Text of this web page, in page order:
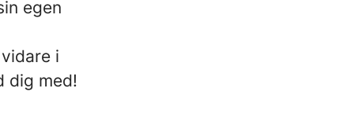
egen
i
dig med!